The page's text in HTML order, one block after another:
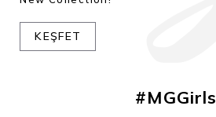
KEŞFET
#MGGirls